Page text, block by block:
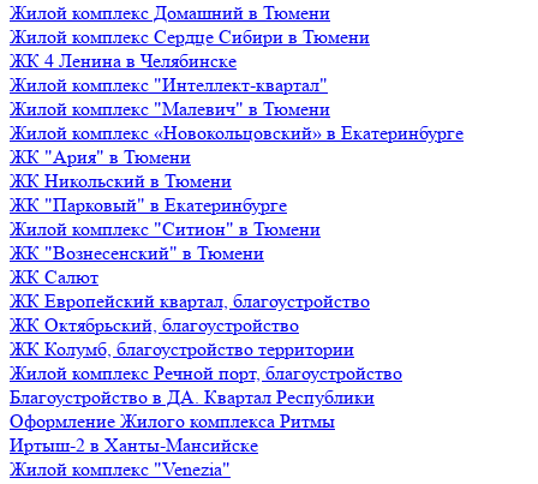
Жилой комплекс Домашний в Тюмени
Жилой комплекс Сердце Сибири в Тюмени
ЖК 4 Ленина в Челябинске
Жилой комплекс "Интеллект-квартал"
Жилой комплекс "Малевич" в Тюмени
Жилой комплекс «Новокольцовский» в Екатеринбурге
ЖК "Ария" в Тюмени
ЖК Никольский в Тюмени
ЖК "Парковый" в Екатеринбурге
Жилой комплекс "Ситион" в Тюмени
ЖК "Вознесенский" в Тюмени
ЖК Салют
ЖК Европейский квартал, благоустройство
ЖК Октябрьский, благоустройство
ЖК Колумб, благоустройство территории
Жилой комплекс Речной порт, благоустройство
Благоустройство в ДА. Квартал Республики
Оформление Жилого комплекса Ритмы
Иртыш-2 в Ханты-Мансийске
Жилой комплекс "Venezia"